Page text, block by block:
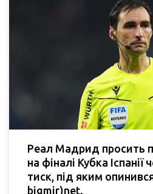
Реал Мадрид просить
на фіналі Кубка
тиск, під яким
bigmir)net.